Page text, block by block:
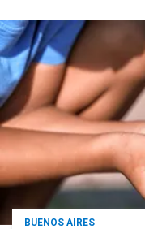
BUENOS AIRES